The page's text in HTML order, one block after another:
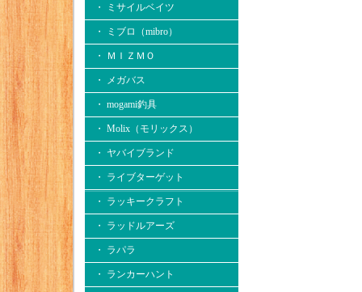
・ ミサイルベイツ
・ ミブロ（mibro）
・ ＭＩＺＭＯ
・ メガバス
・ mogami釣具
・ Molix（モリックス）
・ ヤバイブランド
・ ライブターゲット
・ ラッキークラフト
・ ラッドルアーズ
・ ラパラ
・ ランカーハント